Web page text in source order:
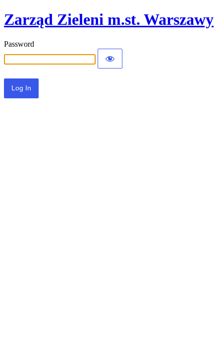
Zarząd Zieleni m.st. Warszawy
Password